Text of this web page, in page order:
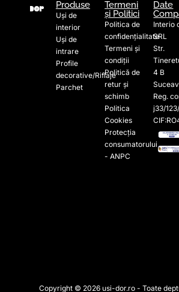
Produse
Uși de
interior
Uși de
intrare
Profile
decorative/Riflaje
Parchet
Termeni
și Politici
Politica de
confidențialitate
Termeni și
condiții
Politică de
retur și
schimb
Politica
Cookies
Protecția
consumatorului
- ANPC
Date
Interio
SRL
Str.
4 B
Reg.
j33/
Copyright © 2026 usi-dor.ro - Toate